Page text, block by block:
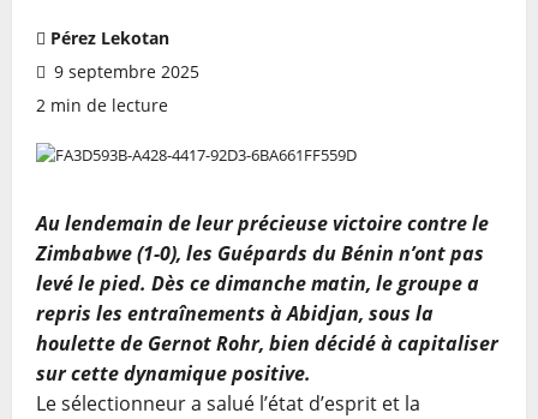
Pérez Lekotan
9 septembre 2025
2 min de lecture
Au lendemain de leur précieuse victoire contre le
Zimbabwe (1-0), les Guépards du Bénin n’ont pas
levé le pied. Dès ce dimanche matin, le groupe a
repris les entraînements à Abidjan, sous la
houlette de Gernot Rohr, bien décidé à capitaliser
sur cette dynamique positive.
Le sélectionneur a salué l’état d’esprit et la